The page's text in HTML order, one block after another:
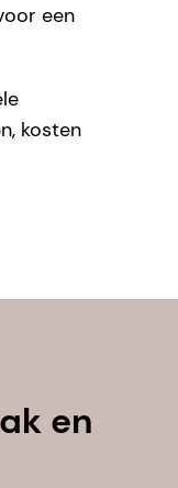
een
kosten
en